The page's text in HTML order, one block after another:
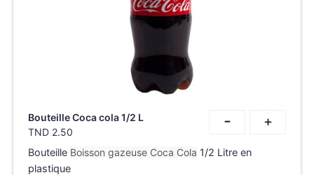
- +
Bouteille Coca cola 1/2 L
TND 2.50
Bouteille Boisson gazeuse Coca Cola 1/2 Litre en
plastique